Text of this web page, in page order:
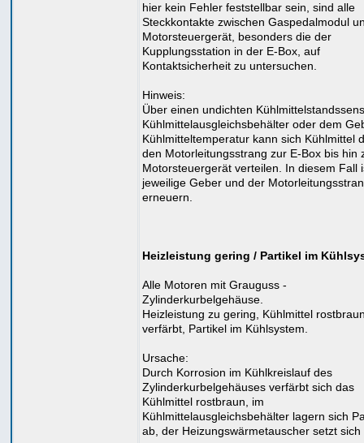
hier kein Fehler feststellbar sein, sind alle
Steckkontakte zwischen Gaspedalmodul
Motorsteuergerät, besonders die der
Kupplungsstation in der E-Box, auf
Kontaktsicherheit zu untersuchen.
Hinweis:
Über einen undichten
Kühlmittelausgleichsbehälter oder dem
Kühlmitteltemperatur kann sich Kühlmittel
den Motorleitungsstrang zur E-Box bis hin
Motorsteuergerät verteilen. In diesem Fall
jeweilige Geber und der
erneuern.
Heizleistung gering / Partikel im
Alle Motoren mit Grauguss -
Zylinderkurbelgehäuse.
Heizleistung zu gering, Kühlmittel
verfärbt, Partikel im Kühlsystem.
Ursache:
Durch Korrosion im Kühlkreislauf des
Zylinderkurbelgehäuses verfärbt sich das
Kühlmittel rostbraun, im
Kühlmittelausgleichsbehälter lagern sich
ab, der Heizungswärmetauscher setzt sich